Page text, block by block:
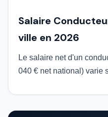
Salaire
ville en 2026
Le salaire net d'un
040 € net national) varie